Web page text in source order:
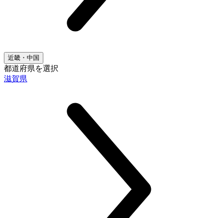
近畿・中国
都道府県を選択
滋賀県